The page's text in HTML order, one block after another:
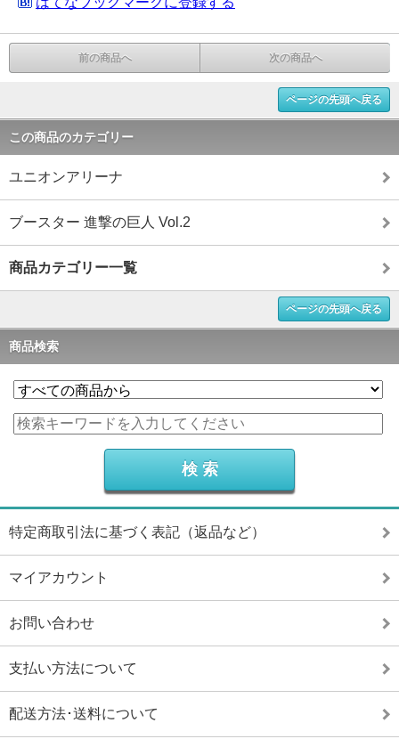
前の商品へ 次の商品へ
ページの先頭へ戻る
この商品のカテゴリー
ユニオンアリーナ
ブースター 進撃の巨人 Vol.2
商品カテゴリー一覧
ページの先頭へ戻る
商品検索
特定商取引法に基づく表記（返品など）
マイアカウント
お問い合わせ
支払い方法について
配送方法･送料について